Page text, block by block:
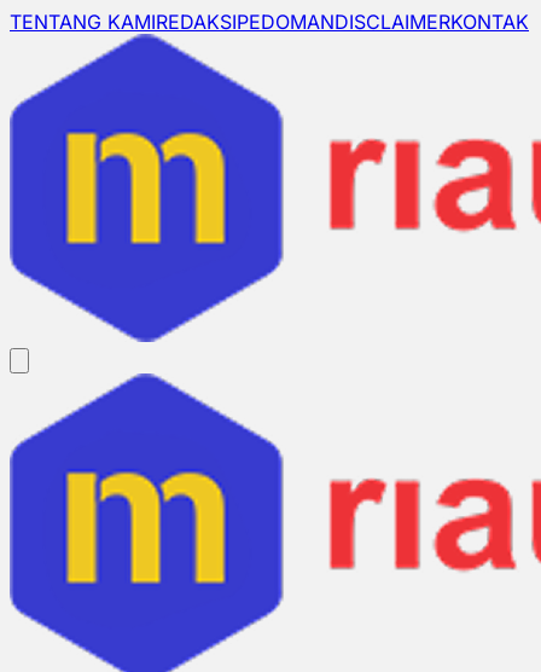
TENTANG KAMIREDAKSIPEDOMANDISCLAIMERKONTAK